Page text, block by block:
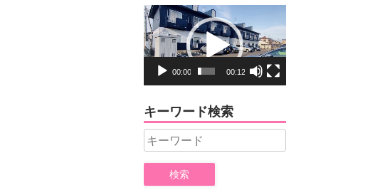
動
画
プ
ー
00:00 00:12
キーワード検索
Search
for: